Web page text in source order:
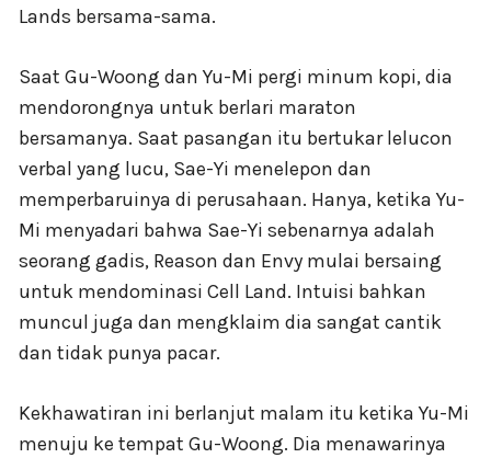
Lands bersama-sama.
Saat Gu-Woong dan Yu-Mi pergi minum kopi, dia
mendorongnya untuk berlari maraton
bersamanya. Saat pasangan itu bertukar lelucon
verbal yang lucu, Sae-Yi menelepon dan
memperbaruinya di perusahaan. Hanya, ketika Yu-
Mi menyadari bahwa Sae-Yi sebenarnya adalah
seorang gadis, Reason dan Envy mulai bersaing
untuk mendominasi Cell Land. Intuisi bahkan
muncul juga dan mengklaim dia sangat cantik
dan tidak punya pacar.
Kekhawatiran ini berlanjut malam itu ketika Yu-Mi
menuju ke tempat Gu-Woong. Dia menawarinya